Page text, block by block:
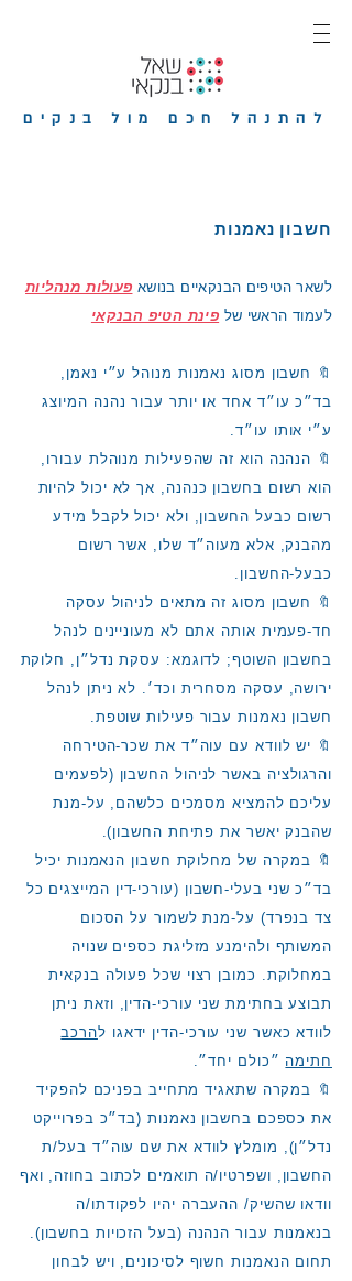
להתנהל חכם מול בנקים
חשבון נאמנות
לשאר הטיפים הבנקאיים בנושא פעולות מנהליות
לעמוד הראשי של פינת הטיפ הבנקאי
🔖 חשבון מסוג נאמנות מנוהל ע״י נאמן,
בד״כ עו״ד אחד או יותר עבור נהנה המיוצג
ע״י אותו עו״ד.
🔖 הנהנה הוא זה שהפעילות מנוהלת עבורו,
הוא רשום בחשבון כנהנה, אך לא יכול להיות
רשום כבעל החשבון, ולא יכול לקבל מידע
מהבנק, אלא מעוה״ד שלו, אשר רשום
כבעל-החשבון.
🔖 חשבון מסוג זה מתאים לניהול עסקה
חד-פעמית אותה אתם לא מעוניינים לנהל
בחשבון השוטף; לדוגמא: עסקת נדל״ן, חלוקת
ירושה, עסקה מסחרית וכד׳. לא ניתן לנהל
חשבון נאמנות עבור פעילות שוטפת.
🔖 יש לוודא עם עוה״ד את שכר-הטירחה
והרגולציה באשר לניהול החשבון (לפעמים
עליכם להמציא מסמכים כלשהם, על-מנת
שהבנק יאשר את פתיחת החשבון).
🔖 במקרה של מחלוקת חשבון הנאמנות יכיל
בד״כ שני בעלי-חשבון (עורכי-דין המייצגים כל
צד בנפרד) על-מנת לשמור על הסכום
המשותף ולהימנע מזליגת כספים שנויה
במחלוקת. כמובן רצוי שכל פעולה בנקאית
תבוצע בחתימת שני עורכי-הדין, וזאת ניתן
לוודא כאשר שני עורכי-הדין ידאגו להרכב
חתימה ״כולם יחד״.
🔖 במקרה שתאגיד מתחייב בפניכם להפקיד
את כספכם בחשבון נאמנות (בד״כ בפרוייקט
נדל״ן), מומלץ לוודא את שם עוה״ד בעל/ת
החשבון, ושפרטיו/ה תואמים לכתוב בחוזה, ואף
וודאו שהשיק/ ההעברה יהיו לפקודתו/ה
בנאמנות עבור הנהנה (בעל הזכויות בחשבון).
תחום הנאמנות חשוף לסיכונים, ויש לבחון